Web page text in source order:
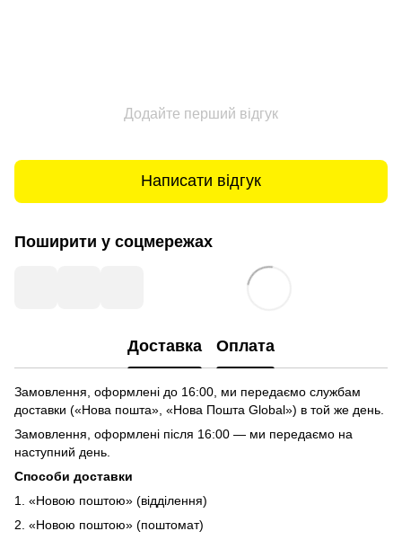
Додайте перший відгук
Написати відгук
Поширити у соцмережах
Доставка Оплата
Замовлення, оформлені до 16:00, ми передаємо службам
доставки («Нова пошта», «Нова Пошта Global») в той же день.
Замовлення, оформлені після 16:00 — ми передаємо на
наступний день.
Способи доставки
1. «Новою поштою» (відділення)
2. «Новою поштою» (поштомат)